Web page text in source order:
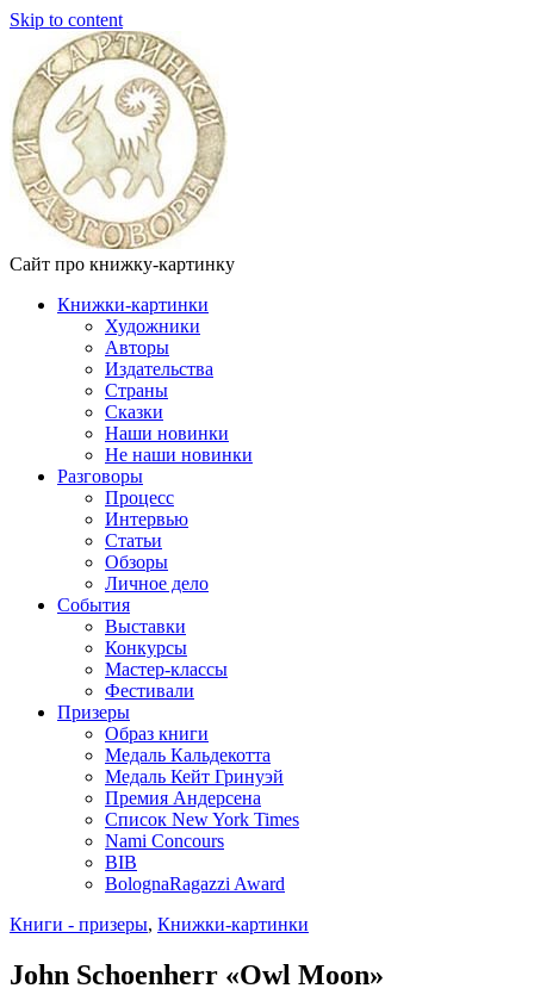
Skip to content
Сайт про книжку-картинку
Книжки-картинки
Художники
Авторы
Издательства
Страны
Сказки
Наши новинки
Не наши новинки
Разговоры
Процесс
Интервью
Статьи
Обзоры
Личное дело
События
Выставки
Конкурсы
Мастер-классы
Фестивали
Призеры
Образ книги
Медаль Кальдекотта
Медаль Кейт Гринуэй
Премия Андерсена
Список New York Times
Nami Concours
BIB
BolognaRagazzi Award
Книги - призеры, Книжки-картинки
John Schoenherr «Owl Moon»